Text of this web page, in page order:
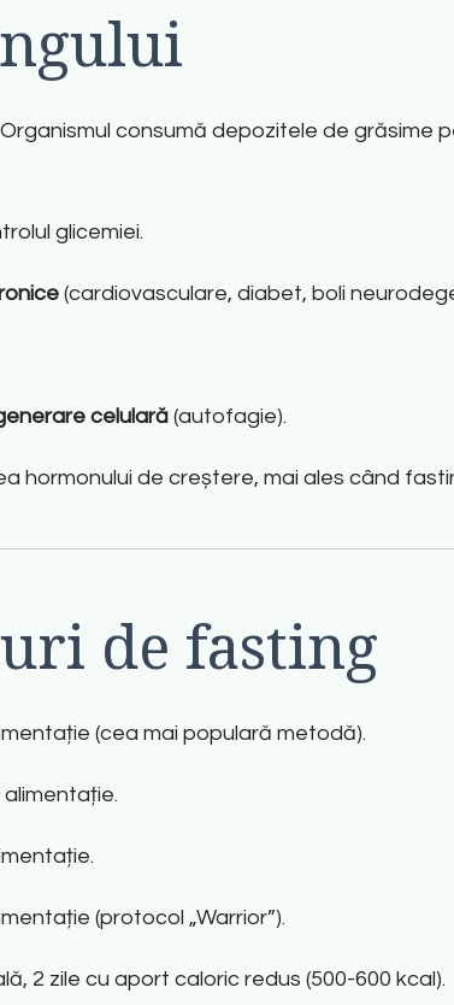
Organismul consumă depozitele de grăsime
glicemiei.
(cardiovasculare, diabet, boli
celulară (autofagie).
hormonului de creștere, mai ales când
de fasting
(cea mai populară metodă).
.
.
(protocol „Warrior”).
2 zile cu aport caloric redus (500-600 kcal).